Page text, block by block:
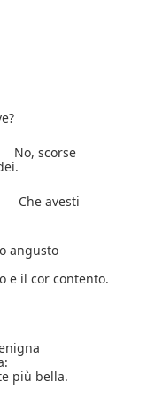
No, scorse
Che avesti
angusto
e il cor contento.
più bella.